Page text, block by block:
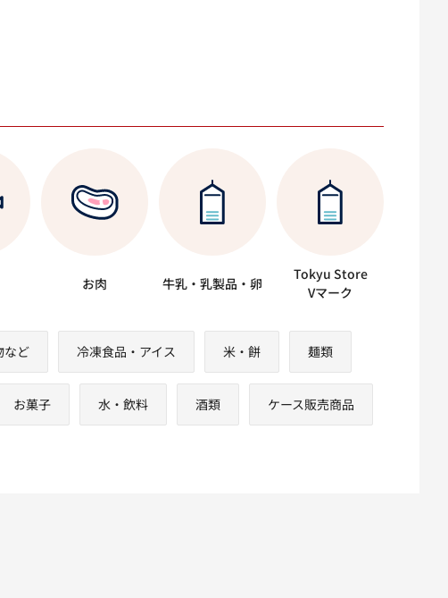
お肉 牛乳・乳製品・卵
Tokyu Store
Vマーク
など 冷凍食品・アイス 米・餅 麺類
お菓子 水・飲料 酒類 ケース販売商品